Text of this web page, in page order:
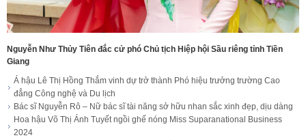
Nguyễn Như Thủy Tiên đắc cử phó Chủ tịch Hiệp hội Sầu riêng tỉnh Tiền
Giang
Á hậu Lê Thị Hồng Thắm vinh dự trở thành Phó hiệu trưởng trường Cao
đẳng Công nghệ và Du lịch
Bác sĩ Nguyễn Rô – Nữ bác sĩ tài năng sở hữu nhan sắc xinh đẹp, dịu dàng
Hoa hậu Võ Thị Ánh Tuyết ngồi ghế nóng Miss Suparanational Business
2024